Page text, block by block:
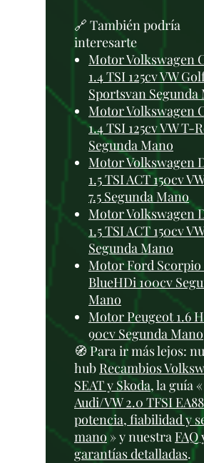
🔗 También podría
interesarte
Motor Volkswagen
1.4 TSI 125cv VW
Sportsvan Segunda
Motor Volkswagen
1.4 TSI 125cv VW T-
Segunda Mano
Motor Volkswagen
1.5 TSI ACT 150cv
7.5 Segunda Mano
Motor Volkswagen
1.5 TSI ACT 150cv
Segunda Mano
Motor Ford Scorpio
BlueHDi 100cv
Mano
Motor Peugeot 1.6
90cv Segunda Mano
🧭 Para ir más lejos:
hub Recambios
SEAT y Skoda, la guía «
Audi/VW 2.0 TFSI
potencia, fiabilidad y
mano» y nuestra FAQ
garantías detalladas.